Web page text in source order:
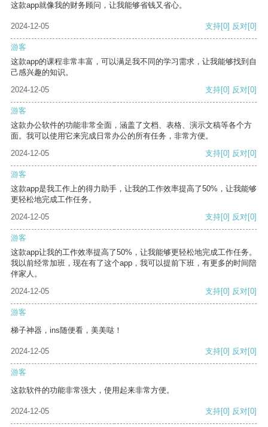
这款app就像我的财务顾问，让我能够省钱又省心。
2024-12-05 支持[0] 反对[0]
游客
这款app的课程非常丰富，可以满足我不同的学习需求，让我能够找到自
己感兴趣的知识。
2024-12-05
支持[0] 反对[0]
游客
这款办公软件的功能非常全面，涵盖了文档、表格、演示文稿等各个方
面。我可以使用它来完成日常办公的所有任务，非常方便。
2024-12-05
支持[0] 反对[0]
游客
这款app是我工作上的得力助手，让我的工作效率提高了50%，让我能够
更轻松地完成工作任务。
2024-12-05
支持[0] 反对[0]
游客
这款app让我的工作效率提高了50%，让我能够更轻松地完成工作任务。
我以前经常加班，现在有了这个app，我可以提前下班，有更多的时间陪
伴家人。
2024-12-05
支持[0] 反对[0]
游客
梯子神器，ins随便看，美美哒！
2024-12-05 支持[0] 反对[0]
游客
这款软件的功能非常强大，使用起来非常方便。
2024-12-05 支持[0] 反对[0]